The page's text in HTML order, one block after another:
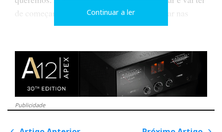
de começar tudo de novo... Isto para não falar nas
“toneladas” de jitter que nos “servem” com o sinal.
jitter na casa dos nanosegundos, quando as melhores
fontes digitais andam abaixo dos 150 picosegundos.
Talvez seja por isso que a Lyngdorf me disse que não
Continuar a ler
Publicidade